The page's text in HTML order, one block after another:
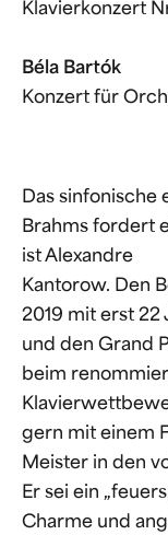
Klavierkonzert
Béla Bartók
Konzert für
Das sinfonische
Brahms fordert
ist Alexandre
Kantorow. Den
2019 mit erst 22
und den Grand
beim
gern mit einem
Meister in den
Er sei ein
Charme und